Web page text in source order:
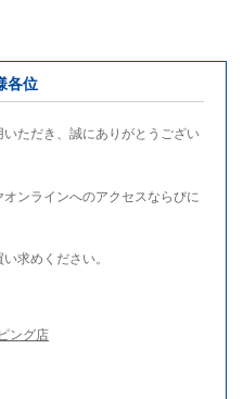
各位
ただき、誠にありがとうござい
ンラインへのアクセスならびに
求めください。
ング店